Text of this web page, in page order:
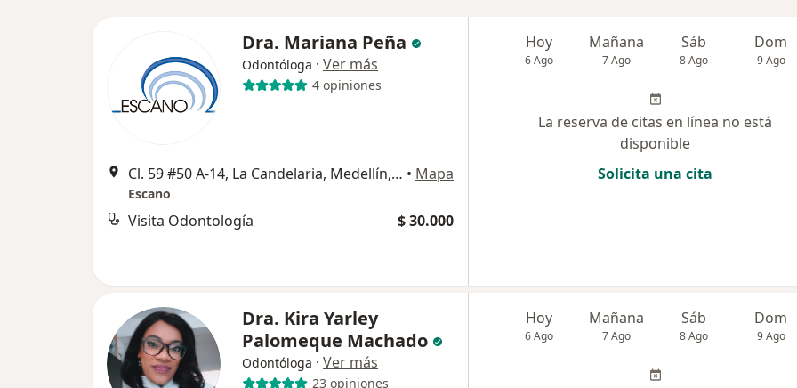
Dra. Mariana Peña
Odontóloga · Ver más
4 opiniones
Cl. 59 #50 A-14, La Candelaria, Medellín, La Candelaria, Medellín, Antioquia, Medellín • Mapa
Escano
Visita Odontología $ 30.000
Hoy
6 Ago
Mañana
7 Ago
Sáb
8 Ago
Dom
9 Ago
La reserva de citas en línea no está
disponible
Solicita una cita
Dra. Kira Yarley
Palomeque Machado
Odontóloga · Ver más
23 opiniones
Hoy
6 Ago
Mañana
7 Ago
Sáb
8 Ago
Dom
9 Ago